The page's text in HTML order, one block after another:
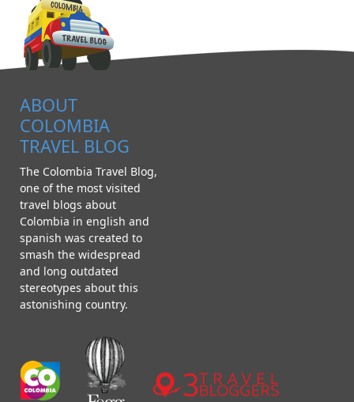
ABOUT
COLOMBIA
TRAVEL BLOG
The Colombia Travel Blog,
one of the most visited
travel blogs about
Colombia in english and
spanish was created to
smash the widespread
and long outdated
stereotypes about this
astonishing country.